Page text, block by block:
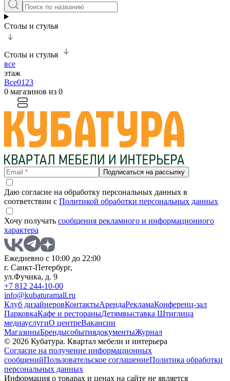
Столы и стулья
Столы и стулья
все
этаж
Все01 23
0 магазинов из 0
Подписаться на рассылку
Даю согласие на обработку персональных данных в
соответствии с Политикой обработки персональных данных
Хочу получать сообщения рекламного и информационного
характера
Ежедневно с 10:00 до 22:00
г. Санкт-Петербург,
ул.Фучика, д. 9
+7 812 244-10-00
info@kubaturamall.ru
Клуб дизайнеровКонтактыАрендаРекламаКонференц-зал
ПарковкаКафе и рестораныДетямвыставка Штиглица
медиауслугиО центреВакансии
МагазиныБрендысобытиядокументыЖурнал
© 2026 Кубатура. Квартал мебели и интерьера
Согласие на получение информационных
сообщенийПользовательское соглашениеПолитика обработки
персональных данных
Информация о товарах и ценах на сайте не является